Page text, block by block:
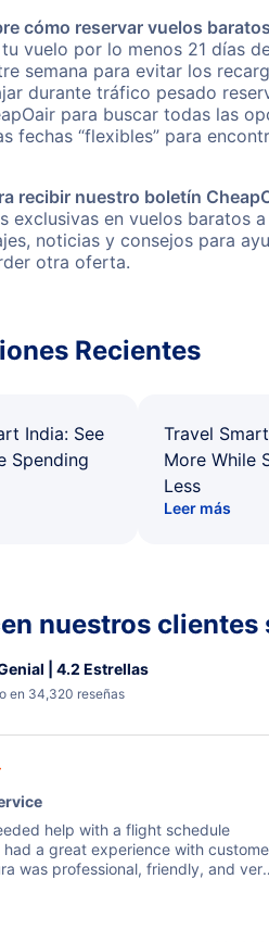
cómo reservar vuelos
tu vuelo por lo menos 21 días
semana para evitar los
durante tráfico pesado
para buscar todas las
fechas “flexibles” para
recibir nuestro boletín
exclusivas en vuelos baratos
noticias y consejos para
otra oferta.
Recientes
India: See
Spending
Travel
More While
Less
Leer más
nuestros
| 4.2 Estrellas
en 34,320 reseñas
help with a flight schedule
a great experience with
was professional, friendly, and very
kept me informed of the next steps.